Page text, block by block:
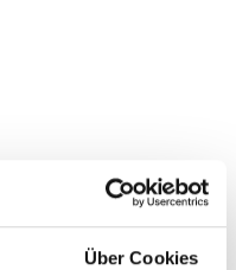
Über Cookies